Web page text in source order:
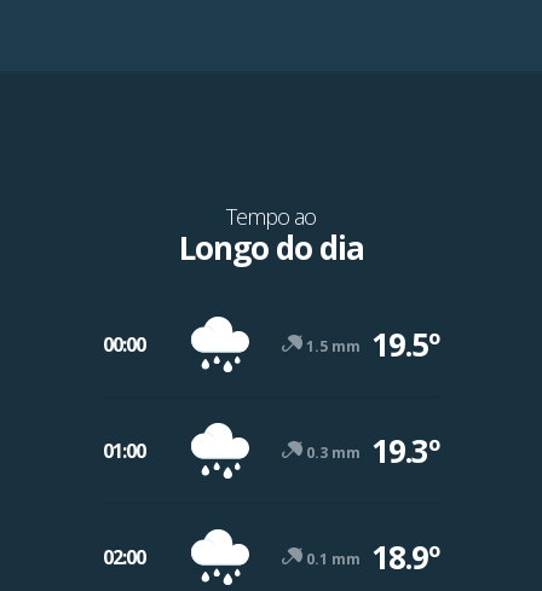
Tempo ao
Longo do dia
00:00 1.5 mm 19.5º
01:00 0.3 mm 19.3º
02:00 0.1 mm 18.9º